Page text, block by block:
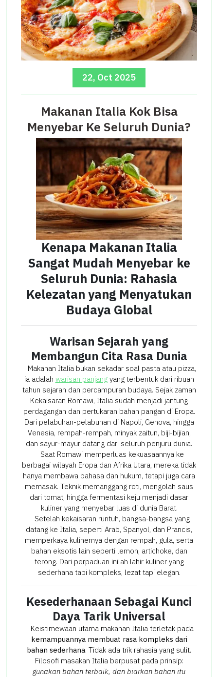
22, Oct 2025
Makanan Italia Kok Bisa
Menyebar Ke Seluruh Dunia?
Kenapa Makanan Italia
Sangat Mudah Menyebar ke
Seluruh Dunia: Rahasia
Kelezatan yang Menyatukan
Budaya Global
Warisan Sejarah yang
Membangun Cita Rasa Dunia
Makanan Italia bukan sekadar soal pasta atau pizza,
ia adalah warisan panjangyang terbentuk dari ribuan
tahun sejarah dan percampuran budaya. Sejak zaman
Kekaisaran Romawi, Italia sudah menjadi jantung
perdagangan dan pertukaran bahan pangan di Eropa.
Dari pelabuhan-pelabuhan di Napoli, Genova, hingga
Venesia, rempah-rempah, minyak zaitun, biji-bijian,
dan sayur-mayur datang dari seluruh penjuru dunia.
Saat Romawi memperluas kekuasaannya ke
berbagai wilayah Eropa dan Afrika Utara, mereka tidak
hanya membawa bahasa dan hukum, tetapi juga cara
memasak. Teknik memanggang roti, mengolah saus
dari tomat, hingga fermentasi keju menjadi dasar
kuliner yang menyebar luas di dunia Barat.
Setelah kekaisaran runtuh, bangsa-bangsa yang
datang ke Italia, seperti Arab, Spanyol, dan Prancis,
memperkaya kulinernya dengan rempah, gula, serta
bahan eksotis lain seperti lemon, artichoke, dan
terong. Dari perpaduan inilah lahir kuliner yang
sederhana tapi kompleks, lezat tapi elegan.
Kesederhanaan Sebagai Kunci
Daya Tarik Universal
Keistimewaan utama makanan Italia terletak pada
kemampuannya membuat rasa kompleks dari
bahan sederhana. Tidak ada trik rahasia yang sulit.
Filosofi masakan Italia berpusat pada prinsip:
gunakan bahan terbaik, dan biarkan bahan itu